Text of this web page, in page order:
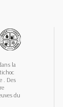
la
. Des
du